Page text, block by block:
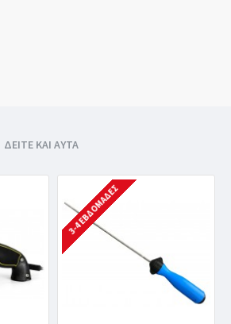
ΔΕΙΤΕ ΚΑΙ ΑΥΤΑ
3-4 ΕΒΔΟΜΆΔΕΣ